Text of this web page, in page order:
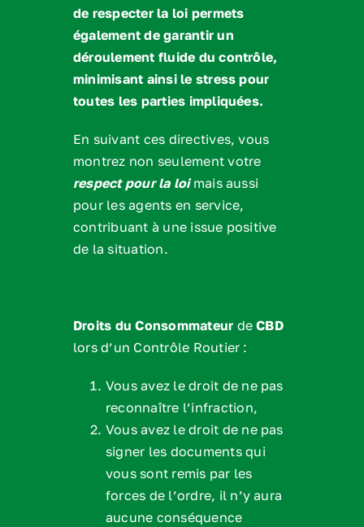
de respecter la loi permets
également de garantir un
déroulement fluide du contrôle,
minimisant ainsi le stress pour
toutes les parties impliquées.
En suivant ces directives, vous
montrez non seulement votre
respect pour la loimais aussi
pour les agents en service,
contribuant à une issue positive
de la situation.
Droits du Consommateur deCBD
lors d’un Contrôle Routier :
Vous avez le droit de ne pas
reconnaître l’infraction,
Vous avez le droit de ne pas
signer les documents qui
vous sont remis par les
forces de l’ordre, il n’y aura
aucune conséquence